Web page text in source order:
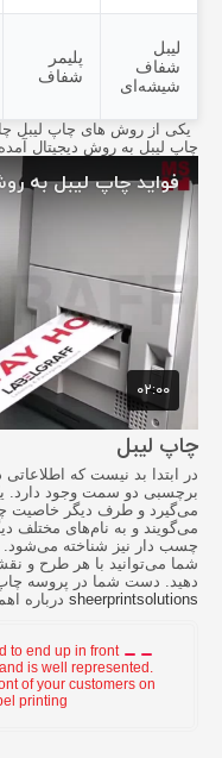
لیبل
شفاف
شیشه‌ای
پلیمر
شفاف
چاپ لیبل به روش دیجیتال
چاپ لیبل
در ابتدا بد نیست که
برچسبی دو سمت وجود
می‌گیرد و طرف دیگر خاصیت
می‌گویند و به نام‌های
چسب دار نیز شناخته می‌شود.
شما می‌توانید با هر طرح و
دهید. دست شما در پروسه
sheerprintsolutions درباره
to end up in front
is well represented.
of your customers on
printing.